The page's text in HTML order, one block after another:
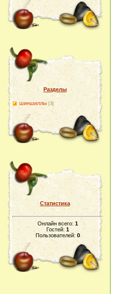
Разделы
шиншиллы [3]
Статистика
Онлайн всего: 1
Гостей: 1
Пользователей: 0